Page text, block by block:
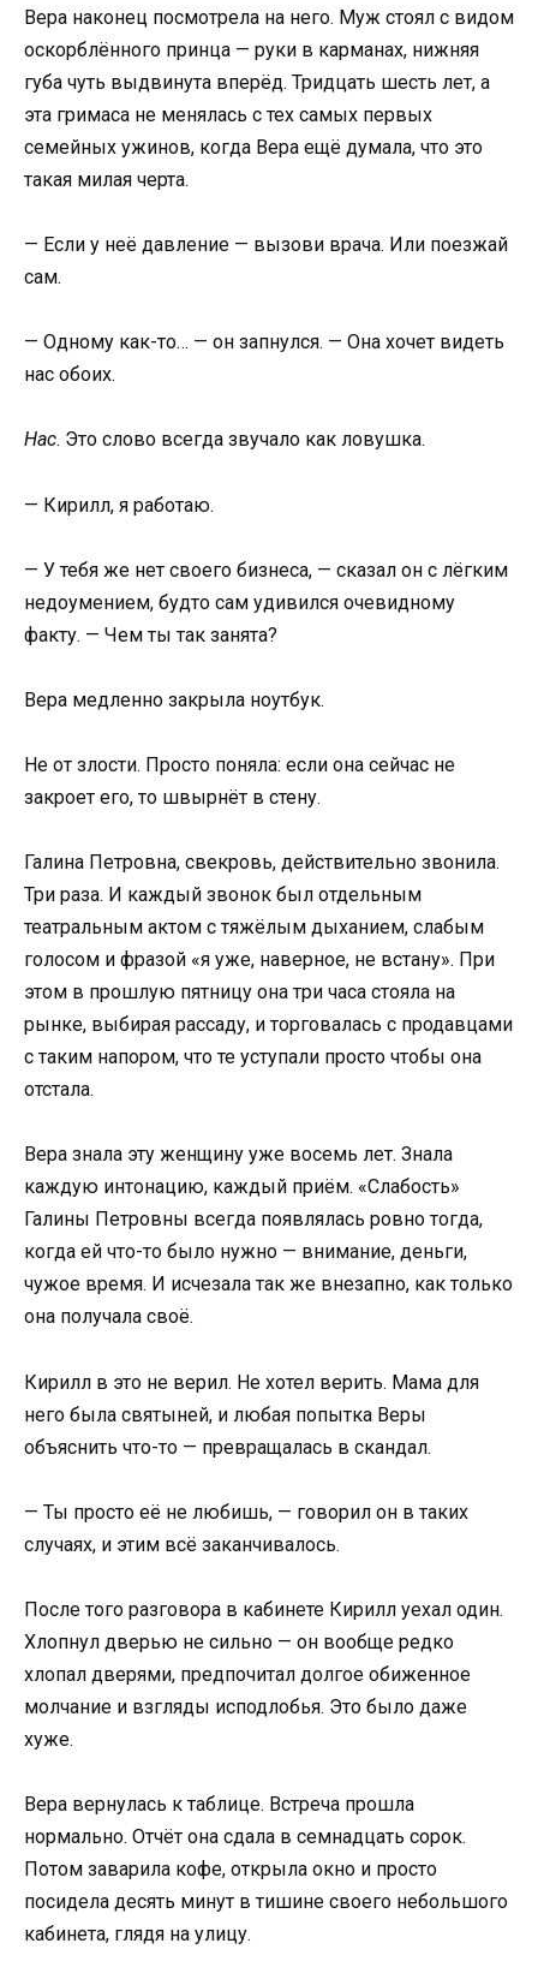
Вера наконец посмотрела на него. Муж стоял с видом
оскорблённого принца — руки в карманах, нижняя
губа чуть выдвинута вперёд. Тридцать шесть лет, а
эта гримаса не менялась с тех самых первых
семейных ужинов, когда Вера ещё думала, что это
такая милая черта.
— Если у неё давление — вызови врача. Или поезжай
сам.
— Одному как-то… — он запнулся. — Она хочет видеть
нас обоих.
Нас. Это слово всегда звучало как ловушка.
— Кирилл, я работаю.
— У тебя же нет своего бизнеса, — сказал он с лёгким
недоумением, будто сам удивился очевидному
факту. — Чем ты так занята?
Вера медленно закрыла ноутбук.
Не от злости. Просто поняла: если она сейчас не
закроет его, то швырнёт в стену.
Галина Петровна, свекровь, действительно звонила.
Три раза. И каждый звонок был отдельным
театральным актом с тяжёлым дыханием, слабым
голосом и фразой «я уже, наверное, не встану». При
этом в прошлую пятницу она три часа стояла на
рынке, выбирая рассаду, и торговалась с продавцами
с таким напором, что те уступали просто чтобы она
отстала.
Вера знала эту женщину уже восемь лет. Знала
каждую интонацию, каждый приём. «Слабость»
Галины Петровны всегда появлялась ровно тогда,
когда ей что-то было нужно — внимание, деньги,
чужое время. И исчезала так же внезапно, как только
она получала своё.
Кирилл в это не верил. Не хотел верить. Мама для
него была святыней, и любая попытка Веры
объяснить что-то — превращалась в скандал.
— Ты просто её не любишь, — говорил он в таких
случаях, и этим всё заканчивалось.
После того разговора в кабинете Кирилл уехал один.
Хлопнул дверью не сильно — он вообще редко
хлопал дверями, предпочитал долгое обиженное
молчание и взгляды исподлобья. Это было даже
хуже.
Вера вернулась к таблице. Встреча прошла
нормально. Отчёт она сдала в семнадцать сорок.
Потом заварила кофе, открыла окно и просто
посидела десять минут в тишине своего небольшого
кабинета, глядя на улицу.